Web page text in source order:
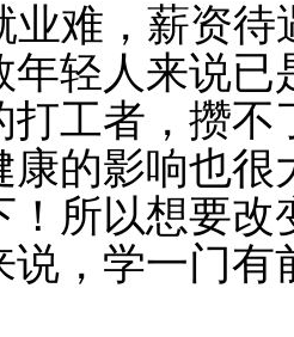
难， 薪资待
年轻人来说
打工者，攒
康的影响也
！所以想要
说，学一门